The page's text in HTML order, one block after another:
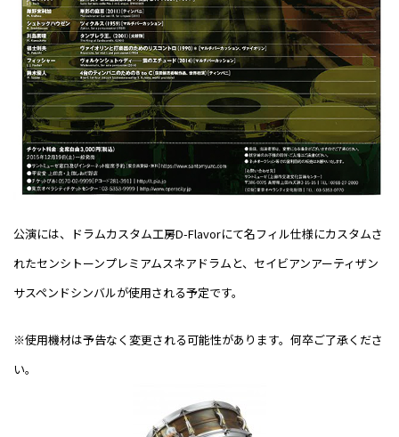
公演には、ドラムカスタム工房D-Flavorにて名フィル仕様にカスタムさ
れたセンシトーンプレミアムスネアドラムと、セイビアンアーティザン
サスペンドシンバルが使用される予定です。
※使用機材は予告なく変更される可能性があります。何卒ご了承くださ
い。